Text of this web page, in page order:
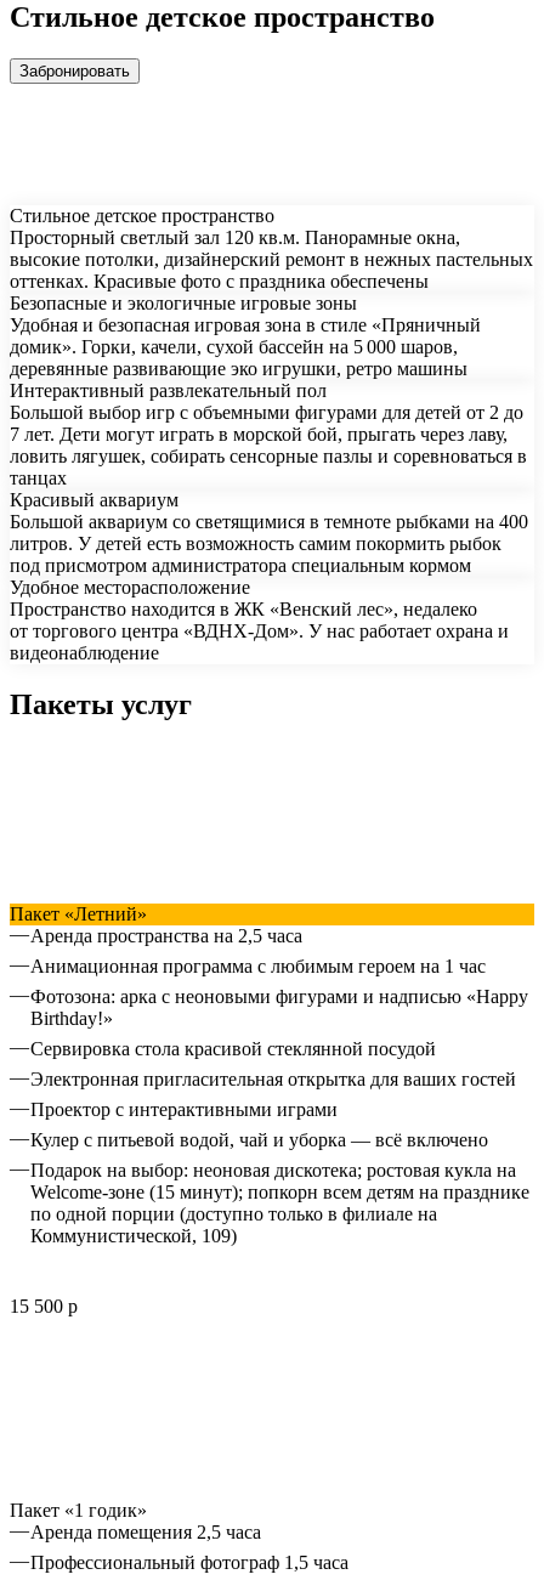
Стильное детское пространство
Забронировать
Стильное детское пространство
Просторный светлый зал 120 кв.м. Панорамные окна,
высокие потолки, дизайнерский ремонт в нежных пастельных
оттенках. Красивые фото с праздника обеспечены
Безопасные и экологичные игровые зоны
Удобная и безопасная игровая зона в стиле «Пряничный
домик». Горки, качели, сухой бассейн на 5 000 шаров,
деревянные развивающие эко игрушки, ретро машины
Интерактивный развлекательный пол
Большой выбор игр с объемными фигурами для детей от 2 до
7 лет. Дети могут играть в морской бой, прыгать через лаву,
ловить лягушек, собирать сенсорные пазлы и соревноваться в
танцах
Красивый аквариум
Большой аквариум со светящимися в темноте рыбками на 400
литров. У детей есть возможность самим покормить рыбок
под присмотром администратора специальным кормом
Удобное месторасположение
Пространство находится в ЖК «Венский лес», недалеко
от торгового центра «ВДНХ-Дом». У нас работает охрана и
видеонаблюдение
Пакеты услуг
Пакет «Летний»
Аренда пространства на 2,5 часа
Анимационная программа с любимым героем на 1 час
Фотозона: арка с неоновыми фигурами и надписью «Happy
Birthday!»
Сервировка стола красивой стеклянной посудой
Электронная пригласительная открытка для ваших гостей
Проектор с интерактивными играми
Кулер с питьевой водой, чай и уборка — всё включено
Подарок на выбор: неоновая дискотека; ростoвая кукла на
Welcome-зоне (15 минут); попкорн всем детям на празднике
по одной порции (доступно только в филиале на
Коммунистической, 109)
15 500 р
Пакет «1 годик»
Аренда помещения 2,5 часа
Профессиональный фотограф 1,5 часа